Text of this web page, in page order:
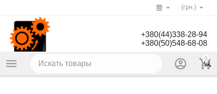
(грн.)
+380(44)338-28-94
+380(50)548-68-08
0